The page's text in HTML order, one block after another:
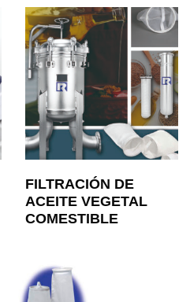
FILTRACIÓN DE
ACEITE VEGETAL
COMESTIBLE